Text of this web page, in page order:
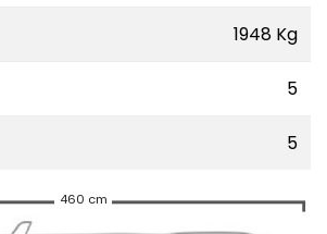
1948 Kg
5
5
460 cm